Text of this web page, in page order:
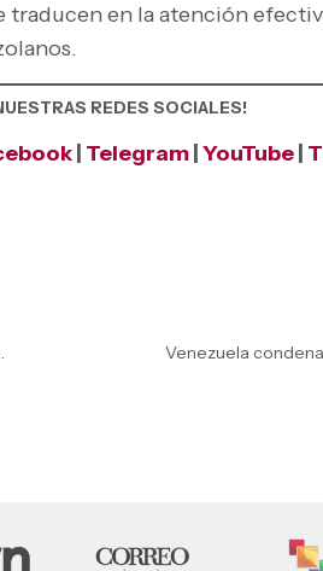
en la atención
REDES SOCIALES!
Telegram YouTube
que el remedio pueda curar y sanar» Venezuela